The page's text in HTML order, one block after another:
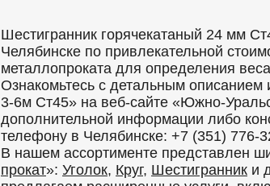
Шестигранник горячекатаный 24 мм
Челябинске по привлекательной
металлопроката для определения
Ознакомьтесь с детальным описанием
3-6м Ст45» на веб-сайте «Южно-
дополнительной информации либо
телефону в Челябинске: +7 (351) 776-
В нашем ассортименте представлен
прокат»: Уголок, Круг, Шестигранник и